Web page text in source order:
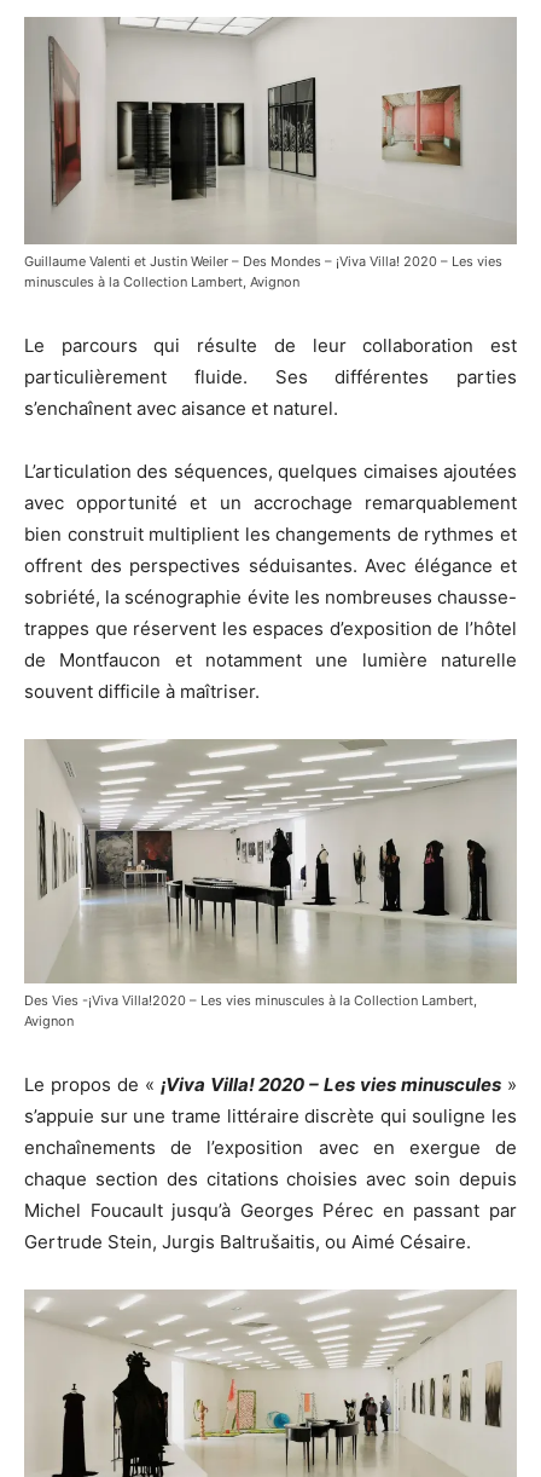
Guillaume Valenti et Justin Weiler – Des Mondes – ¡Viva Villa! 2020 – Les vies
minuscules à la Collection Lambert, Avignon
Le parcours qui résulte de leur collaboration est
particulièrement fluide. Ses différentes parties
s’enchaînent avec aisance et naturel.
L’articulation des séquences, quelques cimaises ajoutées
avec opportunité et un accrochage remarquablement
bien construit multiplient les changements de rythmes et
offrent des perspectives séduisantes. Avec élégance et
sobriété, la scénographie évite les nombreuses chausse-
trappes que réservent les espaces d’exposition de l’hôtel
de Montfaucon et notamment une lumière naturelle
souvent difficile à maîtriser.
Des Vies -¡Viva Villa!2020 – Les vies minuscules à la Collection Lambert,
Avignon
Le propos de « ¡Viva Villa!2020 – Les vies minuscules »
s’appuie sur une trame littéraire discrète qui souligne les
enchaînements de l’exposition avec en exergue de
chaque section des citations choisies avec soin depuis
Michel Foucault jusqu’à Georges Pérec en passant par
Gertrude Stein, Jurgis Baltrušaitis, ou Aimé Césaire.